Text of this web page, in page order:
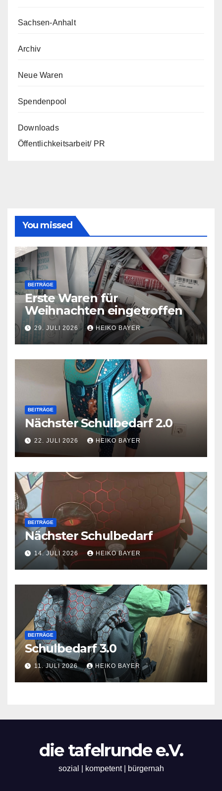
Sachsen-Anhalt
Archiv
Neue Waren
Spendenpool
Downloads
Öffentlichkeitsarbeit/ PR
You missed
BEITRÄGE
Erste Waren für
Weihnachten eingetroffen
29. JULI 2026 HEIKO BAYER
BEITRÄGE
Nächster Schulbedarf 2.0
22. JULI 2026 HEIKO BAYER
BEITRÄGE
Nächster Schulbedarf
14. JULI 2026 HEIKO BAYER
BEITRÄGE
Schulbedarf 3.0
11. JULI 2026 HEIKO BAYER
die tafelrunde e.V.
sozial | kompetent | bürgernah